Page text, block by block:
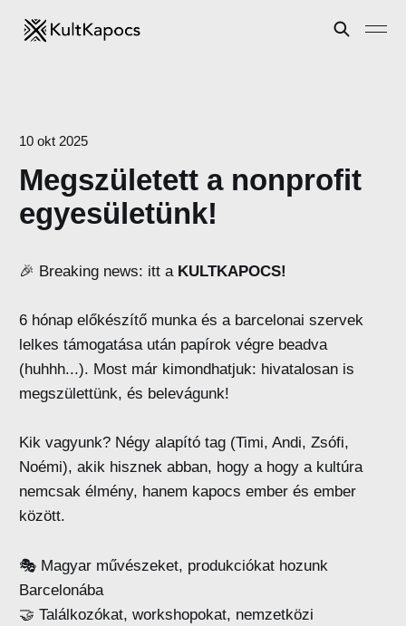
10 okt 2025
Megszületett a nonprofit
egyesületünk!
🎉 Breaking news: itt a KULTKAPOCS!
6 hónap előkészítő munka és a barcelonai szervek
lelkes támogatása után papírok végre beadva
(huhhh...). Most már kimondhatjuk: hivatalosan is
megszülettünk, és belevágunk!
Kik vagyunk? Négy alapító tag (Timi, Andi, Zsófi,
Noémi), akik hisznek abban, hogy a hogy a kultúra
nemcsak élmény, hanem kapocs ember és ember
között.
🎭 Magyar művészeket, produkciókat hozunk
Barcelonába
🤝 Találkozókat, workshopokat, nemzetközi